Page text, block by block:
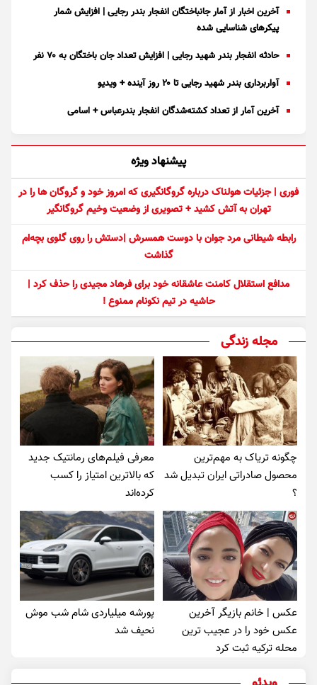
آخرین اخبار از آمار جانباختگان انفجار بندر رجایی | افزایش شمار
پیکر‌های شناسایی شده
حادثه انفجار بندر شهید رجایی | افزایش تعداد جان باختگان به ۷۰ نفر
آواربرداری بندر شهید رجایی تا ۲۰ روز آینده + ویدیو
آخرین آمار از تعداد کشته‌شدگان انفجار بندرعباس + اسامی
پیشنهاد ویژه
فوری | جزئیات هولناک درباره گروگانگیری که امروز خود و گروگان ها را در
تهران به آتش کشید + تصویری از وضعیت وخیم گروگانگیر
رابطه شیطانی مرد جوان با دوست همسرش |دستش را روی گلوی بچه‌ام
گذاشت
مدافع استقلال کامنت عاشقانه خود برای فرهاد مجیدی را حذف کرد |
حاشیه در تیم نکونام ممنوع !
مجله زندگی
چگونه تریاک به مهم‌ترین
محصول صادراتی ایران تبدیل شد
؟
معرفی فیلم‌های رمانتیک جدید
که بالاترین امتیاز را کسب
کرده‌اند
عکس | خانم بازیگر آخرین
عکس خود را در عجیب ترین
محله ترکیه ثبت کرد
پورشه میلیاردی شام شب موش‌
نحیف شد